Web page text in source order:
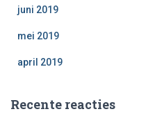
juni 2019
mei 2019
april 2019
Recente reacties